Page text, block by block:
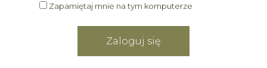
Zapamiętaj mnie na tym komputerze